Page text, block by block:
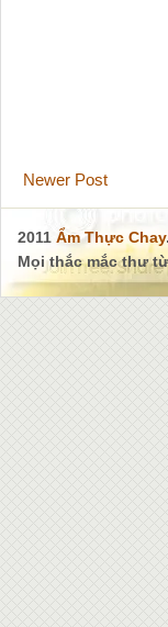
Newer Post
2011 Ẩm Thực Chay
Mọi thắc mắc thư